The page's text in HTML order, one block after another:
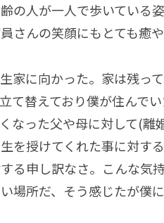
の人が一人で歩いている
さんの笑顔にもとても癒や
家に向かった。家は残っ
て替えており僕が住んで
なった父や母に対して(
を授けてくれた事に対す
る申し訳なさ。こんな気
場所だ、そう感じたが僕